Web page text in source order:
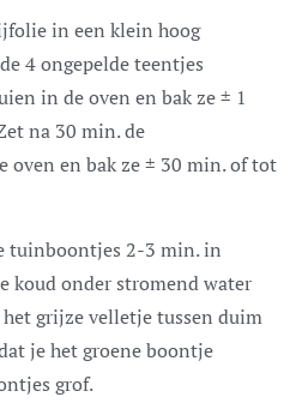
in een klein hoog
4 ongepelde teentjes
in de oven en bak ze ± 1
na 30 min. de
oven en bak ze ± 30 min. of tot
tuinboontjes 2-3 min. in
koud onder stromend water
grijze velletje tussen duim
je het groene boontje
grof.